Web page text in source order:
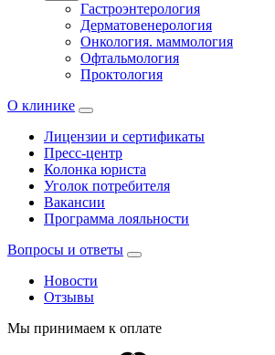
Гастроэнтерология
Дерматовенерология
Онкология. маммология
Офтальмология
Проктология
О клинике
Лицензии и сертификаты
Пресс-центр
Колонка юриста
Уголок потребителя
Вакансии
Программа лояльности
Вопросы и ответы
Новости
Отзывы
Мы принимаем к оплате